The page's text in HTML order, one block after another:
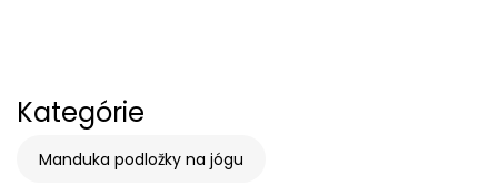
Kategórie
Manduka podložky na jógu